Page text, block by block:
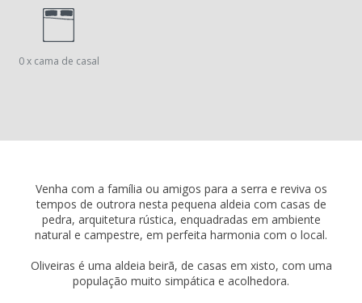
0 x cama de casal
Venha com a família ou amigos para a serra e reviva os
tempos de outrora nesta pequena aldeia com casas de
pedra, arquitetura rústica, enquadradas em ambiente
natural e campestre, em perfeita harmonia com o local.
Oliveiras é uma aldeia beirã, de casas em xisto, com uma
população muito simpática e acolhedora.